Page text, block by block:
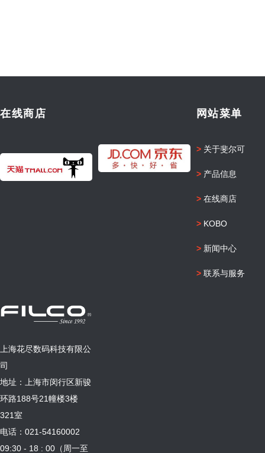
网站菜单
>关于斐尔可
>产品信息
>在线商店
>KOBO
>新闻中心
>联系与服务
在线商店
上海花尽数码科技有限公
司
地址：上海市闵行区新骏
环路188号21幢楼3楼
321室
电话：021-54160002
09:30 - 18 : 00（周一至